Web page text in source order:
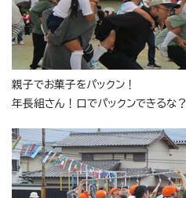
親子でお菓子をパックン！
年長組さん！口でパックンできるな？